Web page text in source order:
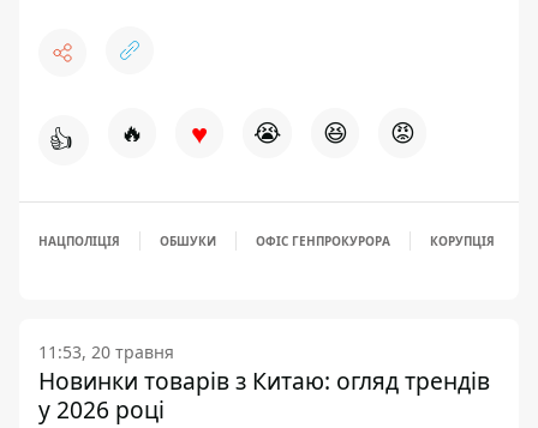
👍 🔥 ♥ 😭 😆 😡
НАЦПОЛІЦІЯ ОБШУКИ ОФІС ГЕНПРОКУРОРА КОРУПЦІЯ
11:53, 20 травня
Новинки товарів з Китаю: огляд трендів
у 2026 році